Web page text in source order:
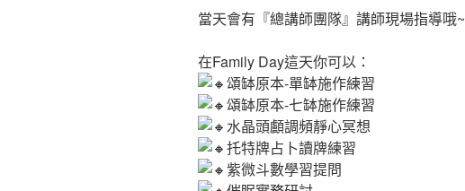
當天會有『總講師團隊』講師現場指導哦~
在Family Day這天你可以：
頌缽原本-單缽施作練習
頌缽原本-七缽施作練習
水晶頭顱調頻靜心冥想
托特牌占卜讀牌練習
紫微斗數學習提問